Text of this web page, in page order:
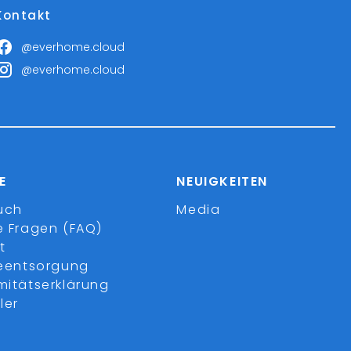
@everhome.cloud
@everhome.cloud
Fragen (FAQ)
NEUIGKEITEN
Media